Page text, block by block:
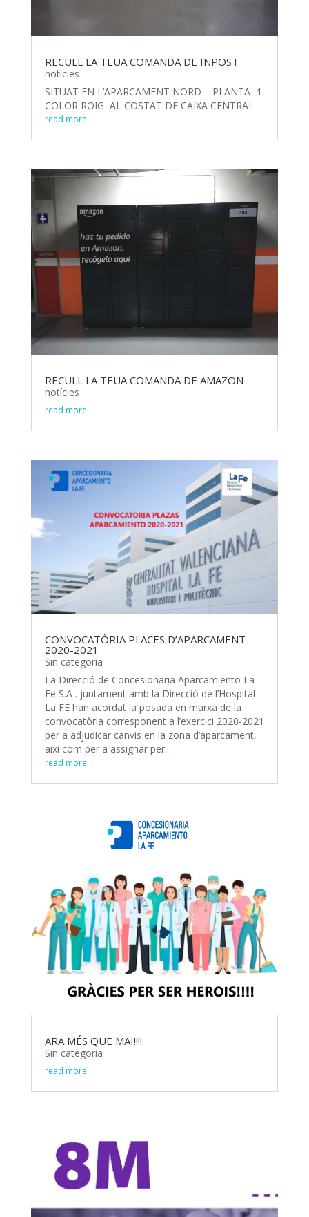
RECULL LA TEUA COMANDA DE INPOST
notícies
SITUAT EN L’APARCAMENT NORD PLANTA -1
COLOR ROIG AL COSTAT DE CAIXA CENTRAL
read more
RECULL LA TEUA COMANDA DE AMAZON
notícies
read more
CONVOCATÒRIA PLACES D’APARCAMENT
2020-2021
Sin categoría
La Direcció de Concesionaria Aparcamiento La
Fe S.A . juntament amb la Direcció de l’Hospital
La FE han acordat la posada en marxa de la
convocatòria corresponent a l’exercici 2020-2021
per a adjudicar canvis en la zona d’aparcament,
així com per a assignar per...
read more
ARA MÉS QUE MAI!!!!
Sin categoría
read more